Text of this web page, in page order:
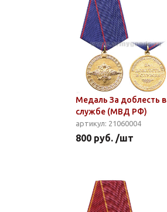
Медаль За доблесть в
службе (МВД РФ)
артикул: 21060004
800 руб. /шт